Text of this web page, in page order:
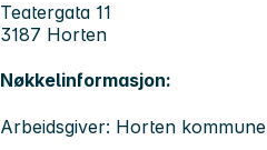
Teatergata 11
3187 Horten
Nøkkelinformasjon:
Arbeidsgiver: Horten kommune